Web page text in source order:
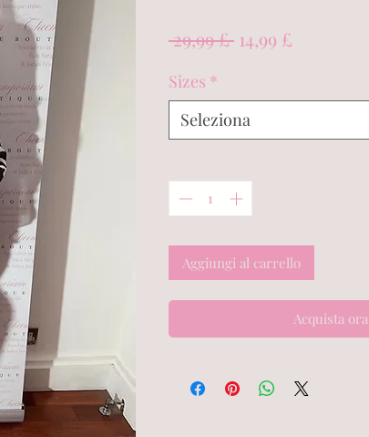
29,99 £ Prezzo
14,99 £
Sizes *
Seleziona
Aggiungi al carrello
Acquista ora